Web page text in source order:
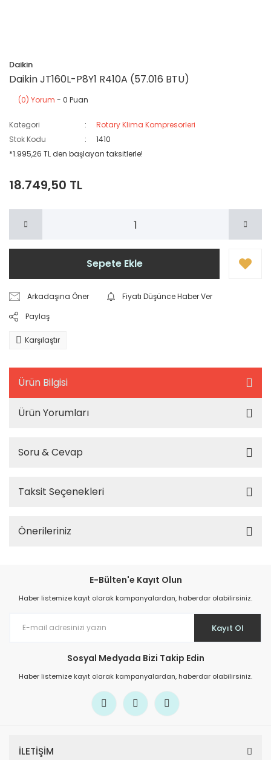
Daikin
Daikin JT160L-P8Y1 R410A (57.016 BTU)
(0) Yorum - 0 Puan
Kategori
Rotary Klima Kompresorleri
Stok Kodu
1410
*1.995,26 TL den başlayan taksitlerle!
18.749,50 TL
Sepete Ekle
Arkadaşına Öner
Fiyatı Düşünce Haber Ver
Paylaş
Karşılaştır
Ürün Bilgisi
Ürün Yorumları
Soru & Cevap
Taksit Seçenekleri
Önerileriniz
E-Bülten'e Kayıt Olun
Haber listemize kayıt olarak kampanyalardan, haberdar olabilirsiniz.
Kayıt Ol
Sosyal Medyada Bizi Takip Edin
Haber listemize kayıt olarak kampanyalardan, haberdar olabilirsiniz.
İLETİŞİM